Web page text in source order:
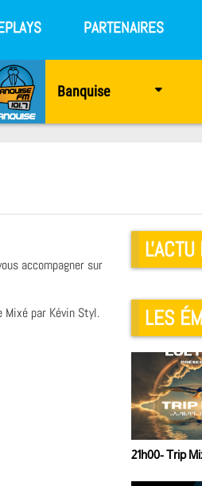
PARTENAIRES
Banquise
accompagner sur
Mixé par Kévin Styl.
LES
21h00- Trip